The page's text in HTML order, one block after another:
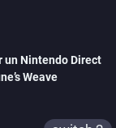
un Nintendo Direct
Weave